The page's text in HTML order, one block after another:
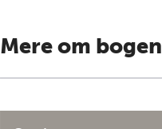
Mere om bogen